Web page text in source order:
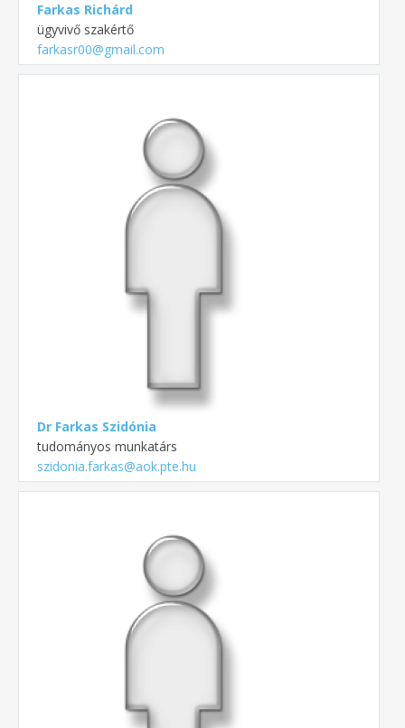
Farkas Richárd
ügyvivő szakértő
farkasr00@gmail.com
Dr Farkas Szidónia
tudományos munkatárs
szidonia.farkas@aok.pte.hu